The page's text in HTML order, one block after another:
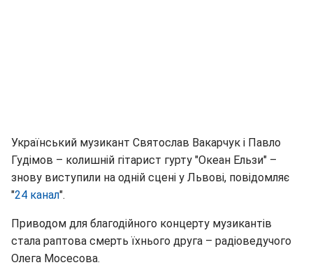
Український музикант Святослав Вакарчук і Павло
Гудімов – колишній гітарист гурту "Океан Ельзи" –
знову виступили на одній сцені у Львові, повідомляє
"24 канал".
Приводом для благодійного концерту музикантів
стала раптова смерть їхнього друга – радіоведучого
Олега Мосесова.